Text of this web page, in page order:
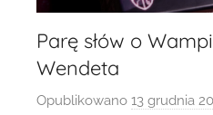
Parę słów o
Wendeta
Opublikowano 13 grudnia